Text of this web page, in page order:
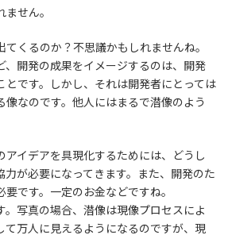
せん。
くるのか？不思議かもしれませんね。
、開発の成果をイメージするのは、開発
とです。しかし、それは開発者にとっては
像なのです。他人にはまるで潜像のよう
アイデアを具現化するためには、どうし
力が必要になってきます。また、開発のた
です。一定のお金などですね。
。写真の場合、潜像は現像プロセスによ
て万人に見えるようになるのですが、現